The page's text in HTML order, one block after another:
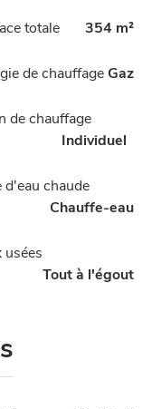
totale 354 m²
de chauffage Gaz
de chauffage
Individuel
d'eau chaude
Chauffe-eau
usées
Tout à l'égout